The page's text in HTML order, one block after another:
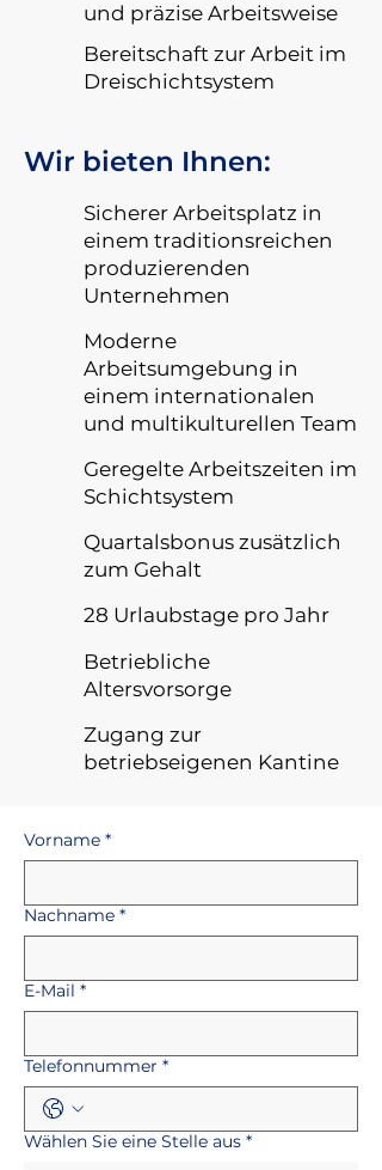
und präzise Arbeitsweise
Bereitschaft zur Arbeit im
Dreischichtsystem
Wir bieten Ihnen:
Sicherer Arbeitsplatz in
einem traditionsreichen
produzierenden
Unternehmen
Moderne
Arbeitsumgebung in
einem internationalen
und multikulturellen Team
Geregelte Arbeitszeiten im
Schichtsystem
Quartalsbonus zusätzlich
zum Gehalt
28 Urlaubstage pro Jahr
Betriebliche
Altersvorsorge
Zugang zur
betriebseigenen Kantine
Vorname *
Nachname *
E-Mail *
Telefonnummer *
Wählen Sie eine Stelle aus *